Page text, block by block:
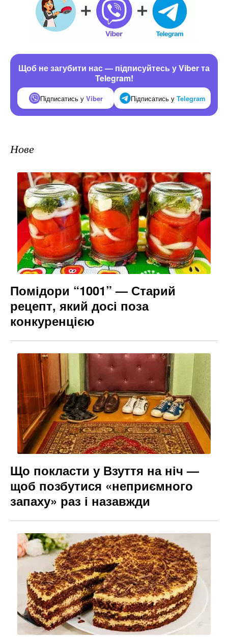
Щоб не загубити нас — підписуйтесь у Viber та
Telegram!
Підписатись у Viber Підписатись у Telegram
Нове
Помідори “1001” — Старий
рецепт, який досі поза
конкуренцією
Що покласти у Взуття на ніч —
щоб позбутися «неприємного
запаху» раз і назавжди